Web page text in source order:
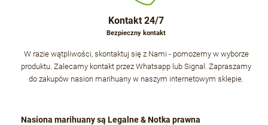
Kontakt 24/7
Bezpieczny kontakt
W razie wątpliwości, skontaktuj się z Nami - pomożemy w wyborze
produktu. Zalecamy kontakt przez Whatsapp lub Signal. Zapraszamy
do zakupów nasion marihuany w naszym internetowym sklepie.
Nasiona marihuany są Legalne & Notka prawna